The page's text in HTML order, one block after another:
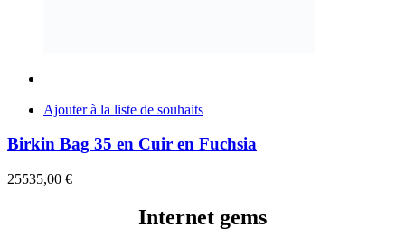
Ajouter à la liste de souhaits
Birkin Bag 35 en Cuir en Fuchsia
25535,00 €
Internet gems